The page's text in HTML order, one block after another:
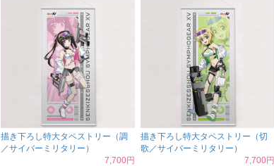
描き下ろし特大タペストリー（調
／サイバーミリタリー）
7,700円
描き下ろし特大タペストリー（切
歌／サイバーミリタリー）
7,700円